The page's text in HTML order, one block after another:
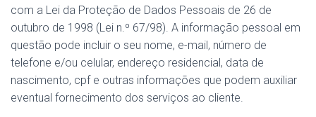
com a Lei da Proteção de Dados Pessoais de 26 de
outubro de 1998 (Lei n.º 67/98). A informação pessoal em
questão pode incluir o seu nome, e-mail, número de
telefone e/ou celular, endereço residencial, data de
nascimento, cpf e outras informações que podem auxiliar
eventual fornecimento dos serviços ao cliente.